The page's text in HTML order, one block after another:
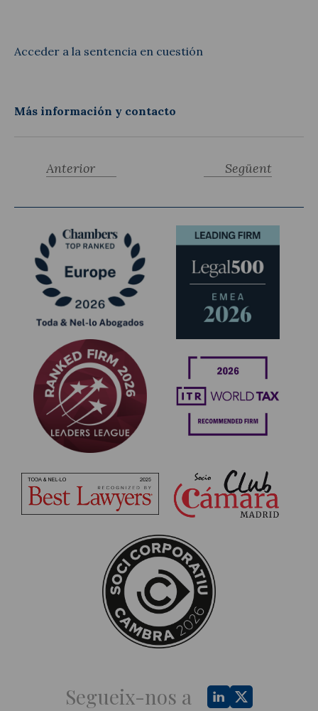
Acceder a la sentencia en cuestión
Más información y contacto
Següent
Anterior
Segueix-nos a